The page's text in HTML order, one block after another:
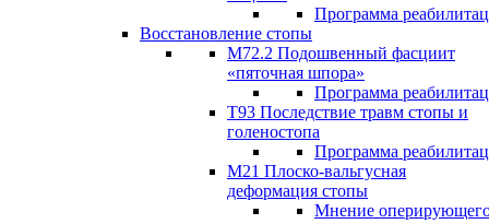
Программа
Восстановление стопы
М72.2 Подошвенный фасциит
«пяточная шпора»
Программа
Т93 Последствие травм стопы и
голеностопа
Программа
М21 Плоско-вальгусная
деформация стопы
Мнение